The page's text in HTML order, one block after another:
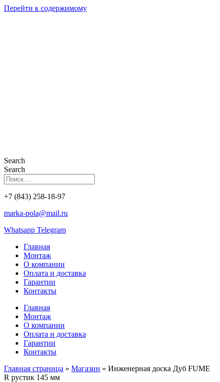
Перейти к содержимому
Search
Search
+7 (843) 258-18-97
marka-pola@mail.ru
Whatsapp Telegram
Главная
Монтаж
О компании
Оплата и доставка
Гарантии
Контакты
Главная
Монтаж
О компании
Оплата и доставка
Гарантии
Контакты
Главная страница » Магазин » Инженерная доска Дуб FUME
R рустик 145 мм